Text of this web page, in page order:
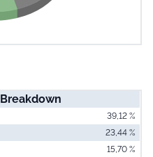
39,12 %
23,44 %
15,70 %